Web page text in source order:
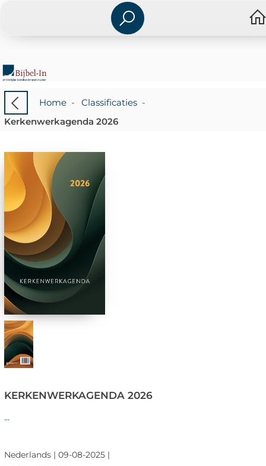
Home- Classificaties-
Kerkenwerkagenda 2026
KERKENWERKAGENDA 2026
...
Nederlands | 09-08-2025 |